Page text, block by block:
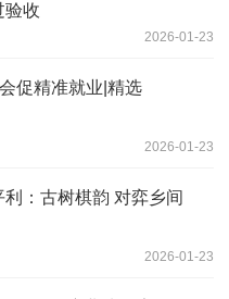
验收
2026-01-23
促精准就业|精选
2026-01-23
：古树棋韵 对弈乡间
2026-01-23